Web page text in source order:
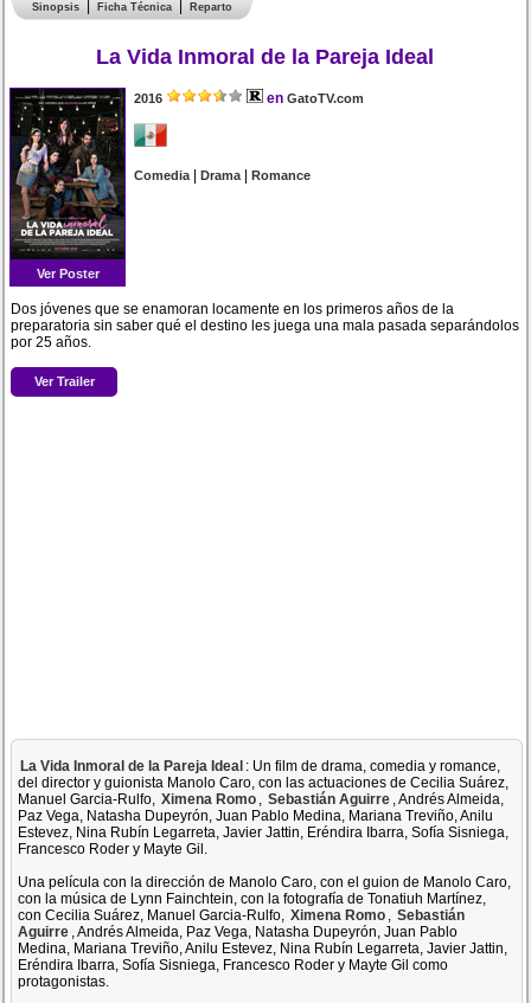
Sinopsis Ficha Técnica Reparto
La Vida Inmoral de la Pareja Ideal
Ver Poster
2016 en GatoTV.com
Comedia|Drama|Romance
Dos jóvenes que se enamoran locamente en los primeros años de la
preparatoria sin saber qué el destino les juega una mala pasada separándolos
por 25 años.
Ver Trailer
La Vida Inmoral de la Pareja Ideal : Un film de drama, comedia y romance,
del director y guionista Manolo Caro, con las actuaciones de Cecilia Suárez,
Manuel Garcia-Rulfo, Ximena Romo , Sebastián Aguirre , Andrés Almeida,
Paz Vega, Natasha Dupeyrón, Juan Pablo Medina, Mariana Treviño, Anilu
Estevez, Nina Rubín Legarreta, Javier Jattin, Eréndira Ibarra, Sofía Sisniega,
Francesco Roder y Mayte Gil.
Una película con la dirección de Manolo Caro, con el guion de Manolo Caro,
con la música de Lynn Fainchtein, con la fotografía de Tonatiuh Martínez,
con Cecilia Suárez, Manuel Garcia-Rulfo, Ximena Romo , Sebastián
Aguirre , Andrés Almeida, Paz Vega, Natasha Dupeyrón, Juan Pablo
Medina, Mariana Treviño, Anilu Estevez, Nina Rubín Legarreta, Javier Jattin,
Eréndira Ibarra, Sofía Sisniega, Francesco Roder y Mayte Gil como
protagonistas.